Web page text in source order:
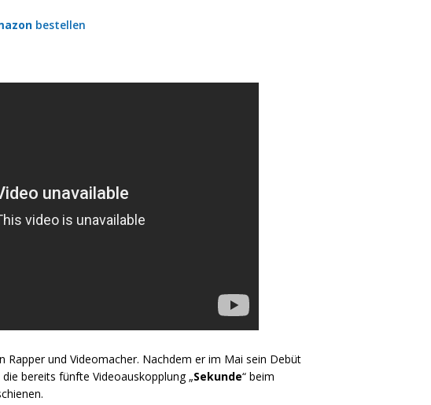
bestellen
Rapper und Videomacher. Nachdem er im Mai sein Debüt
bereits fünfte Videoauskopplung „Sekunde“ beim